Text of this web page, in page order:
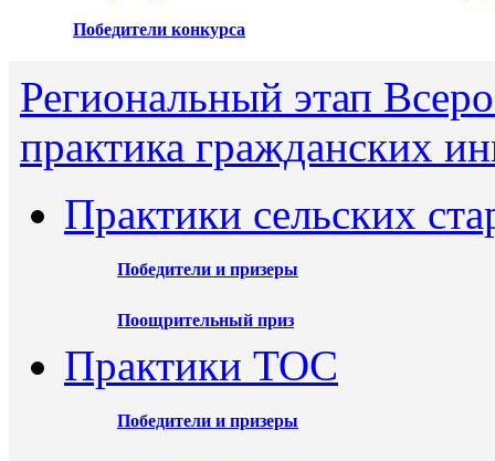
Победители конкурса
Региональный этап
практика гражданских
Практики сельских
Победители и призеры
Поощрительный приз
Практики ТОС
Победители и призеры